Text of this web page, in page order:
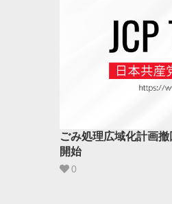
ごみ処理広域化計画
開始
0